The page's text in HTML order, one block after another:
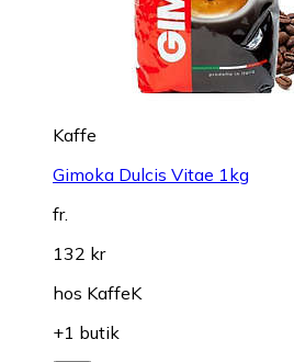
Kaffe
Gimoka Dulcis Vitae 1kg
fr.
132 kr
hos KaffeK
+1 butik